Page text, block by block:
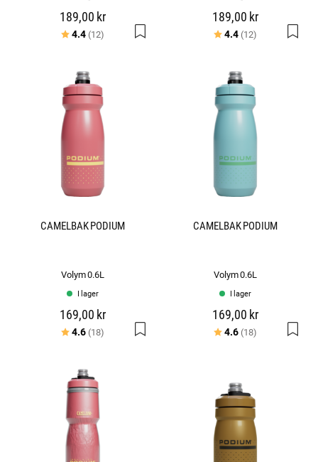
189,00 kr
Betyg:
4.4 (12) utav 5 stjärnor
189,00 kr
Betyg:
4.4 (12) utav 5
CAMELBAK PODIUM
Volym 0.6L
I lager
169,00 kr
Betyg:
4.6 (18) utav 5 stjärnor
CAMELBAK PODIUM
Volym 0.6L
I lager
169,00 kr
Betyg:
4.6 (18) utav 5